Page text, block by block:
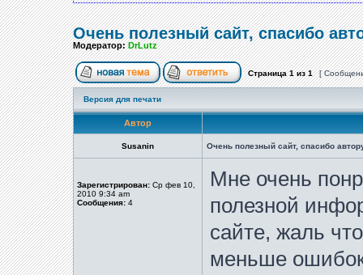
Очень полезный сайт, спасибо
Модератор:DrLutz
Страница1из1 [
Версия для печати
Автор
Susanin Очень полезный сайт, спасибо
Зарегистрирован: Ср фев 10,
2010 9:34 am
Сообщения: 4
Мне очень
полезной
сайте, жаль
меньше